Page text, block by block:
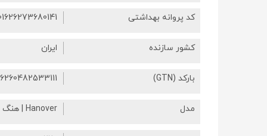
کد پروانه بهداشتی
کشور سازنده ایران
بارکد (GTN) 6260482533111
مدل Hanover | هنگ اور